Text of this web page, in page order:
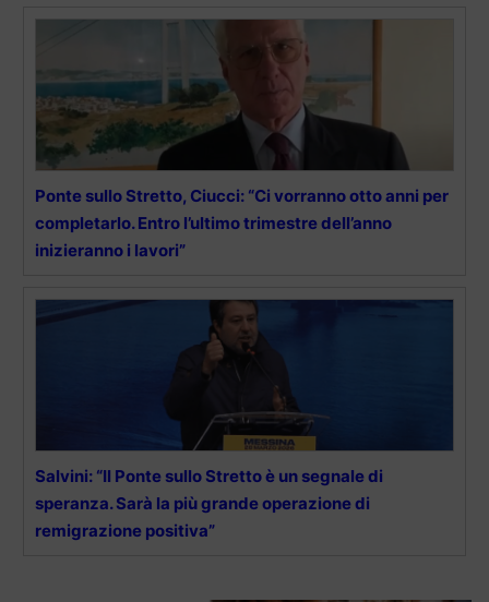
Ponte sullo Stretto, Ciucci: “Ci vorranno otto anni per
completarlo. Entro l’ultimo trimestre dell’anno
inizieranno i lavori”
Salvini: “Il Ponte sullo Stretto è un segnale di
speranza. Sarà la più grande operazione di
remigrazione positiva”